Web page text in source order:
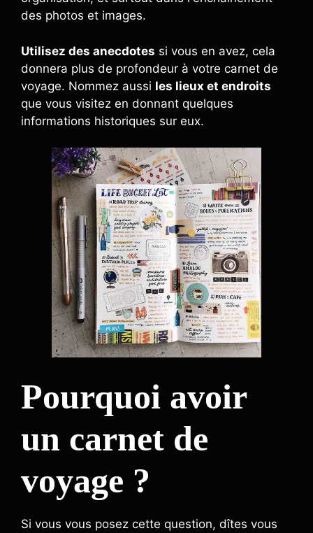
des photos et images.
Utilisez des anecdotes si vous en avez, cela
donnera plus de profondeur à votre carnet de
voyage. Nommez aussi les lieux et endroits
que vous visitez en donnant quelques
informations historiques sur eux.
Pourquoi avoir
un carnet de
voyage ?
Si vous vous posez cette question, dîtes vous